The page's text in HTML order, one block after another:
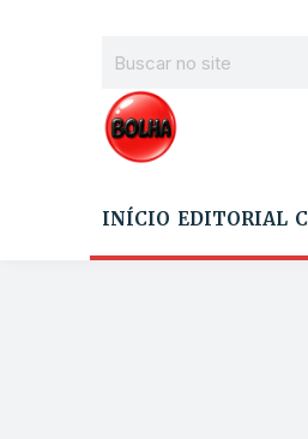
INÍCIO EDITORIAL